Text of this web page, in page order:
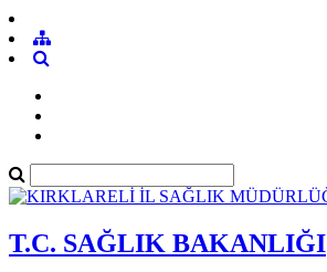
T.C. SAĞLIK BAKANLIĞI